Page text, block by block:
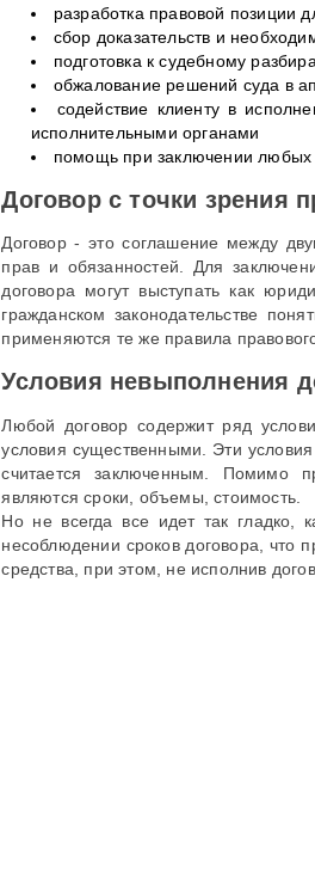
разработка правовой позиции
сбор доказательств и
подготовка к судебному
обжалование решений суда в
содействие клиенту в
исполнительными органами
помощь при заключении любых
Договор с точки зрения
Договор - это соглашение между
прав и обязанностей. Для
договора могут выступать как
гражданском законодательстве
применяются те же правила
Условия невыполнения
Любой договор содержит ряд
условия существенными. Эти
считается заключенным. Помимо
являются сроки, объемы, стоимость.
Но не всегда все идет так гладко,
несоблюдении сроков договора, что
средства, при этом, не исполнив